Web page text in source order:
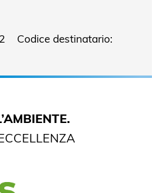
Codice destinatario: